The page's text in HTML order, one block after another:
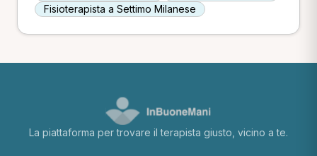
Fisioterapista a Settimo Milanese
La piattaforma per trovare il terapista giusto, vicino a te.